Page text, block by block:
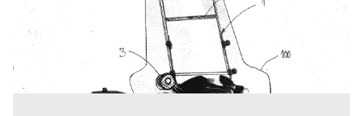
Inserito il: 03/06/2026
Roma
(Roma)
Codice annuncio: 1577644842